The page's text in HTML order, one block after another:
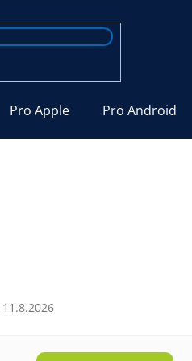
Pro Apple Pro Android
11.8.2026